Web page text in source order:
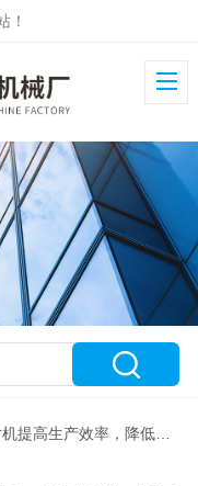
！
高生产效率，降低劳动强度